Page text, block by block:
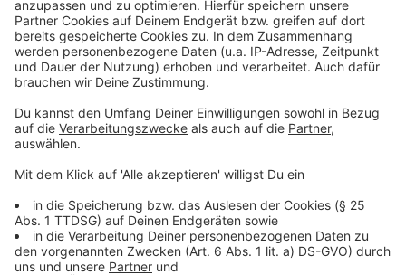
einzubetten. Dieser Service kann
Daten zu Ihren Aktivitäten
sammeln. Bitte lesen Sie die
Details durch und stimmen Sie der
Nutzung des Service zu, um dieses
Video anzusehen.
Akzeptieren
powered byUsercentrics Consent
Management Platform
Die neue Single von Alle Farben mit Sängerin
Anzeige